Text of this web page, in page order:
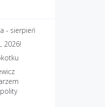
- sierpień
2026!